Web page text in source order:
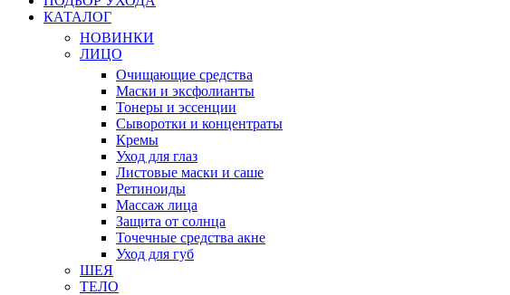
КАТАЛОГ
НОВИНКИ
ЛИЦО
Очищающие средства
Маски и эксфолианты
Тонеры и эссенции
Сыворотки и концентраты
Кремы
Уход для глаз
Листовые маски и саше
Ретиноиды
Массаж лица
Защита от солнца
Точечные средства акне
Уход для губ
ШЕЯ
ТЕЛО